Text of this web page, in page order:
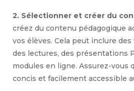
2. Sélectionner et créer du
créez du contenu pédagogique
vos élèves. Cela peut inclure
des lectures, des présentations
modules en ligne. Assurez-vous
concis et facilement accessible